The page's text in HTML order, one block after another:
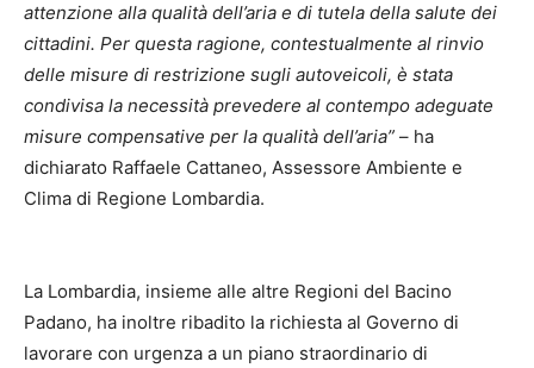
attenzione alla qualità dell’aria e di tutela della salute dei
cittadini. Per questa ragione, contestualmente al rinvio
delle misure di restrizione sugli autoveicoli, è stata
condivisa la necessità prevedere al contempo adeguate
misure compensative per la qualità dell’aria” – ha
dichiarato Raffaele Cattaneo, Assessore Ambiente e
Clima di Regione Lombardia.
La Lombardia, insieme alle altre Regioni del Bacino
Padano, ha inoltre ribadito la richiesta al Governo di
lavorare con urgenza a un piano straordinario di